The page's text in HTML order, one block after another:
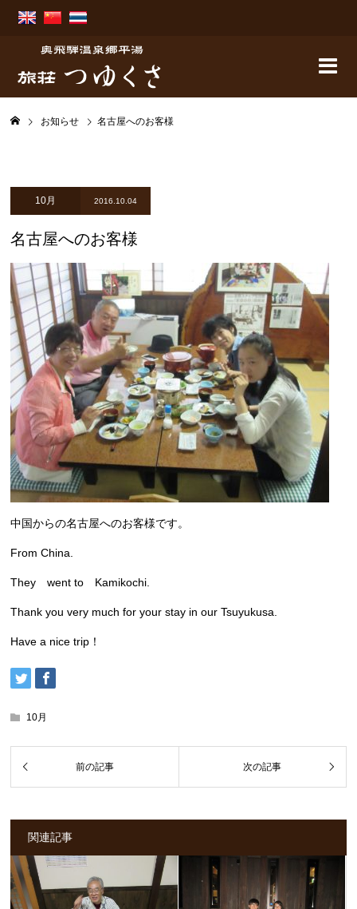
お知らせ 名古屋へのお客様
10月 2016.10.04
名古屋へのお客様
中国からの名古屋へのお客様です。
From China.
They went to Kamikochi.
Thank you very much for your stay in our Tsuyukusa.
Have a nice trip！
10月
関連記事